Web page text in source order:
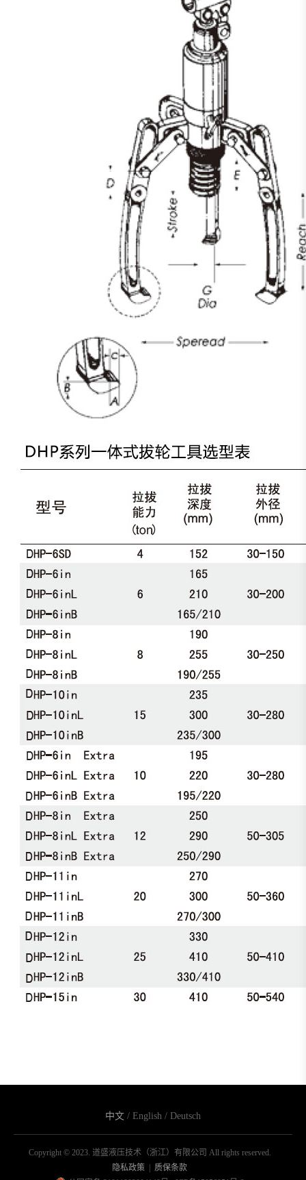
中文 / English / Deutsch
Copyright © 2023. 道盛液压技术（浙江）有限公司 All rights reserved.
隐私政策
质保条款